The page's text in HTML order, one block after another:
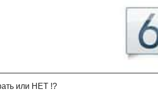
или НЕТ !?